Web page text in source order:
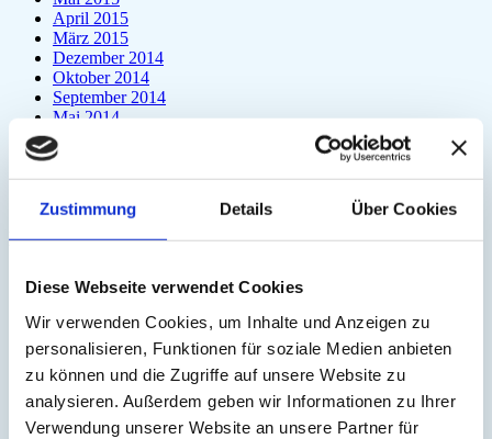
Zustimmung Details Über Cookies
Diese Webseite verwendet Cookies
Wir verwenden Cookies, um Inhalte und Anzeigen zu
personalisieren, Funktionen für soziale Medien anbieten
zu können und die Zugriffe auf unsere Website zu
analysieren. Außerdem geben wir Informationen zu Ihrer
Verwendung unserer Website an unsere Partner für
April 2015
März 2015
Dezember 2014
Oktober 2014
September 2014
Mai 2014
März 2014
Februar 2014
Januar 2014
Kategorien
'Save our Songs'(1)
3HO(5)
Achtsamkeit
(3)
Achtsamkeitspraxis(1)
Ahnen(1)
Alleinsein (3)
Allgemein